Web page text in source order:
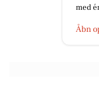
med
Åbn